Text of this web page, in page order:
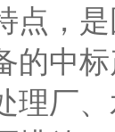
点，
的中
理厂